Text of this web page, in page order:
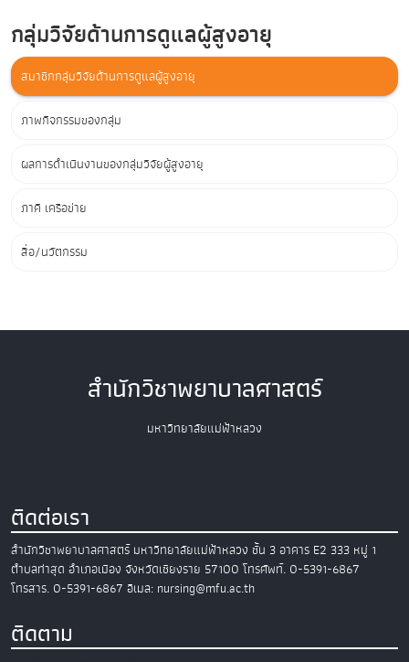
กลุ่มวิจัยด้านการดูแลผู้สูงอายุ
สมาชิกกลุ่มวิจัยด้านการดูแลผู้สูงอายุ
ภาพกิจกรรมของกลุ่ม
ผลการดำเนินงานของกลุ่มวิจัยผู้สูงอายุ
ภาคี เครือข่าย
สื่อ/นวัตกรรม
สำนักวิชาพยาบาลศาสตร์
มหาวิทยาลัยแม่ฟ้าหลวง
ติดต่อเรา
สำนักวิชาพยาบาลศาสตร์ มหาวิทยาลัยแม่ฟ้าหลวง ชั้น 3 อาคาร E2 333 หมู่ 1
ตำบลท่าสุด อำเภอเมือง จังหวัดเชียงราย 57100 โทรศัพท์. 0-5391-6867
โทรสาร. 0-5391-6867 อีเมล: nursing@mfu.ac.th
ติดตาม